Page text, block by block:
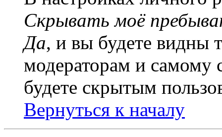
Скрывать моё
Да, и вы будете видны
модераторам и самому
будете скрытым
Вернуться к началу